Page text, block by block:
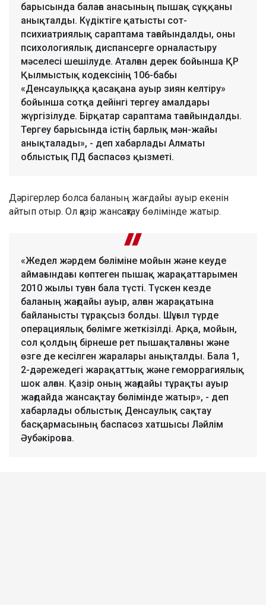
барысында балаға анасының пышақ сұққаны
анықталды. Күдіктіге қатысты сот-
психиатриялық сараптама тағайындалды, оны
психологиялық диспансерге орналастыру
мәселесі шешілуде. Аталған дерек бойынша ҚР
Қылмыстық кодексінің 106-бабы
«Денсаулыққа қасақана ауыр зиян келтіру»
бойынша сотқа дейінгі тергеу амалдары
жүргізілуде. Бірқатар сараптама тағайындалды.
Тергеу барысында істің барлық мән-жайы
анықталады», - деп хабарлады Алматы
облыстық ПД баспасөз қызметі.
Дәрігерлер болса баланың жағдайы ауыр екенін
айтып отыр. Ол қазір жансақтау бөлімінде жатыр.
«Жедел жәрдем бөліміне мойын және кеуде
аймағындағы көптеген пышақ жарақаттарымен
2010 жылы туған бала түсті. Түскен кезде
баланың жағдайы ауыр, алған жарақатына
байланысты тұрақсыз болды. Шұғыл түрде
операциялық бөлімге жеткізілді. Арқа, мойын,
сол қолдың бірнеше рет пышақталғаны және
өзге де кесілген жаралары анықталды. Бала 1,
2-дәрежедегі жарақаттық және геморрагиялық
шок алған. Қазір оның жағдайы тұрақты ауыр
жағдайда жансақтау бөлімінде жатыр», - деп
хабарлады облыстық Денсаулық сақтау
басқармасының баспасөз хатшысы Ләйлім
Әубәкірова.